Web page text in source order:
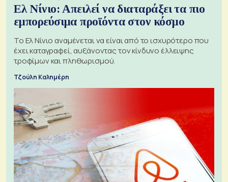
Ελ Νίνιο: Απειλεί να διαταράξει τα πιο
εμπορεύσιμα προϊόντα στον κόσμο
Το Ελ Νίνιο αναμένεται να είναι από το ισχυρότερο που
έχει καταγραφεί, αυξάνοντας τον κίνδυνο έλλειψης
τροφίμων και πληθωρισμού.
Τζούλη Καλημέρη